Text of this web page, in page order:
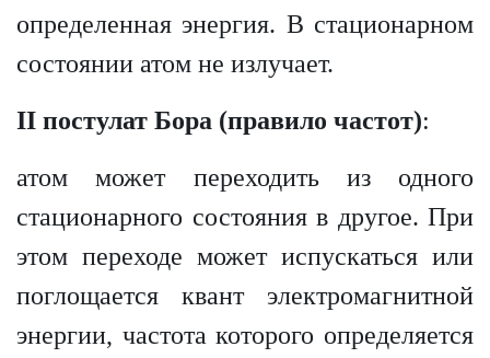
определенная энергия. В стационарном
состоянии атом не излучает.
II постулат Бора (правило частот):
атом может переходить из одного
стационарного состояния в другое. При
этом переходе может испускаться или
поглощается квант электромагнитной
энергии, частота которого определяется